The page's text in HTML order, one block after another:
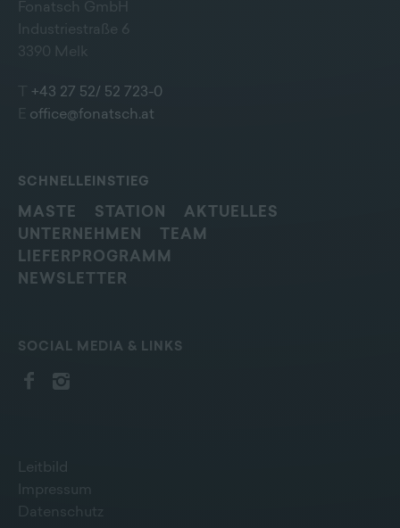
Fonatsch GmbH
Industriestraße 6
3390 Melk
+43 27 52/ 52 723-0
office@fonatsch.at
SCHNELLEINSTIEG
MASTE STATION
AKTUELLES
UNTERNEHMEN
TEAM
LIEFERPROGRAMM
NEWSLETTER
SOCIAL MEDIA & LINKS
Leitbild
Impressum
Datenschutz